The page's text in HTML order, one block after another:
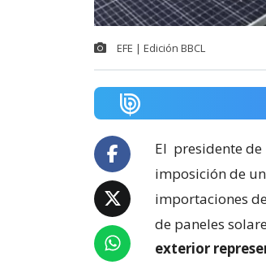
EFE | Edición BBCL
El presidente de
imposición de
importaciones
de paneles
exterior